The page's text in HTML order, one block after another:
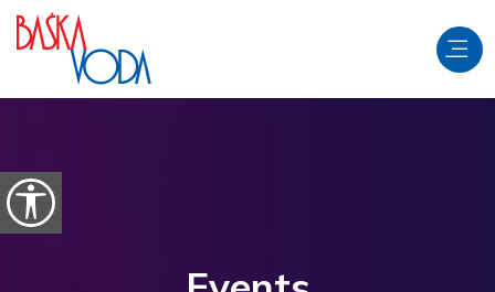
Aller au contenu
Ouvrir les options d'accessibilité